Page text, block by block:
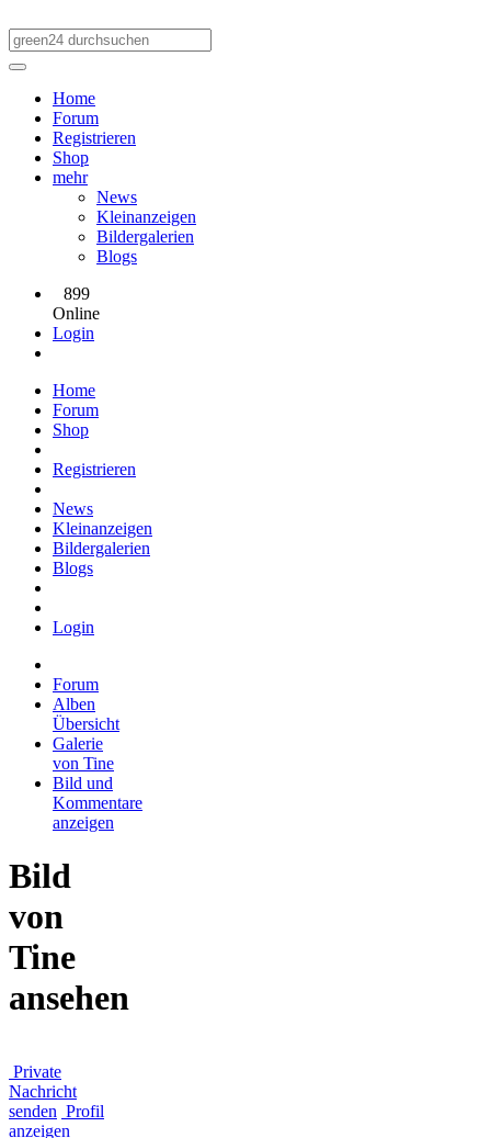
Home
Forum
Registrieren
Shop
mehr
News
Kleinanzeigen
Bildergalerien
Blogs
899
Online
Login
Home
Forum
Shop
Registrieren
News
Kleinanzeigen
Bildergalerien
Blogs
Login
Forum
Alben
Übersicht
Galerie
von Tine
Bild und
Kommentare
anzeigen
Bild
von
Tine
ansehen
Private
Nachricht
senden Profil
anzeigen